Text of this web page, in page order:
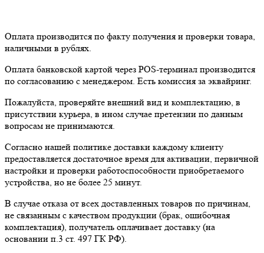
Оплата производится по факту получения и проверки товара,
наличными в рублях.
Оплата банковской картой через POS-терминал производится
по согласованию с менеджером. Есть комиссия за эквайринг.
Пожалуйста, проверяйте внешний вид и комплектацию, в
присутствии курьера, в ином случае претензии по данным
вопросам не принимаются.
Согласно нашей политике доставки каждому клиенту
предоставляется достаточное время для активации, первичной
настройки и проверки работоспособности приобретаемого
устройства, но не более 25 минут.
В случае отказа от всех доставленных товаров по причинам,
не связанным с качеством продукции (брак, ошибочная
комплектация), получатель оплачивает доставку (на
основании п.3 ст. 497 ГК РФ).